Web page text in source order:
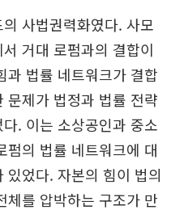
사법권력화였다. 사모
거대 로펌과의 결합이
과 법률 네트워크가 결합
문제가 법정과 법률 전략
. 이는 소상공인과 중소
펌의 법률 네트워크에 대
있었다. 자본의 힘이 법의
체를 압박하는 구조가 만